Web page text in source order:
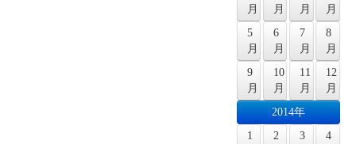
月
月
月
月
5
月
6
月
7
月
8
月
9
月
10
月
11
月
12
月
2014年
1
2
3
4